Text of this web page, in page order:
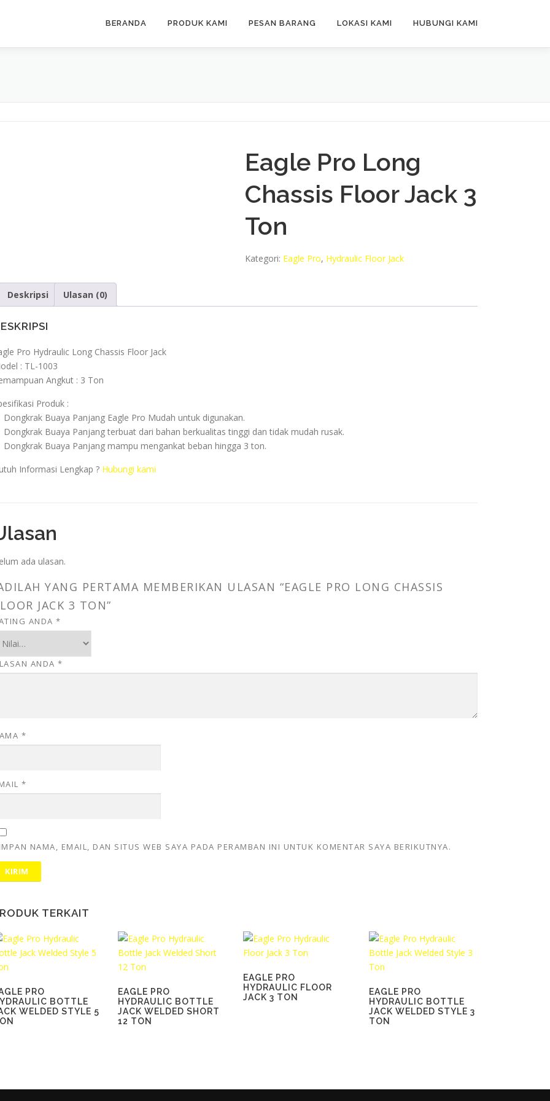
BERANDA PRODUK KAMI PESAN BARANG LOKASI KAMI HUBUNGI KAMI
Eagle Pro Long
Chassis Floor Jack 3
Ton
Kategori: Eagle Pro, Hydraulic Floor Jack
Deskripsi Ulasan (0)
Pro Hydraulic Long Chassis Floor Jack
: TL-1003
Angkut : 3 Ton
Produk :
Dongkrak Buaya Panjang Eagle Pro Mudah untuk digunakan.
Dongkrak Buaya Panjang terbuat dari bahan berkualitas tinggi dan tidak mudah rusak.
Dongkrak Buaya Panjang mampu mengankat beban hingga 3 ton.
Informasi Lengkap ? Hubungi kami
ada ulasan.
YANG PERTAMA MEMBERIKAN ULASAN “EAGLE PRO LONG CHASSIS
JACK 3 TON”
ANDA *
ANDA *
*
*
NAMA, EMAIL, DAN SITUS WEB SAYA PADA PERAMBAN INI UNTUK KOMENTAR SAYA BERIKUTNYA.
TERKAIT
PRO
BOTTLE
WELDED STYLE 5
EAGLE PRO
HYDRAULIC BOTTLE
JACK WELDED SHORT
12 TON
EAGLE PRO
HYDRAULIC FLOOR
JACK 3 TON
EAGLE PRO
HYDRAULIC BOTTLE
JACK WELDED STYLE 3
TON